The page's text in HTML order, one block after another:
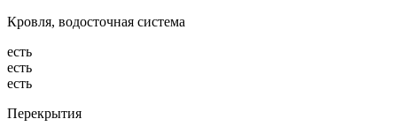
Кровля, водосточная система
есть
есть
есть
Перекрытия